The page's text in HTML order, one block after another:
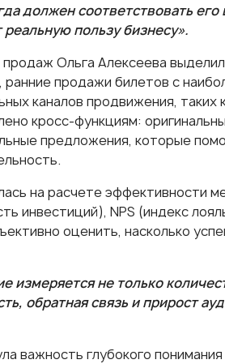
должен соответствовать
пользу бизнесу».
Ольга Алексеева
продажи билетов с
каналов продвижения, таких
кросс-функциям:
предложения, которые
на расчете эффективности
инвестиций), NPS (индекс
оценить, насколько
измеряется не только
обратная связь и прирост
важность глубокого